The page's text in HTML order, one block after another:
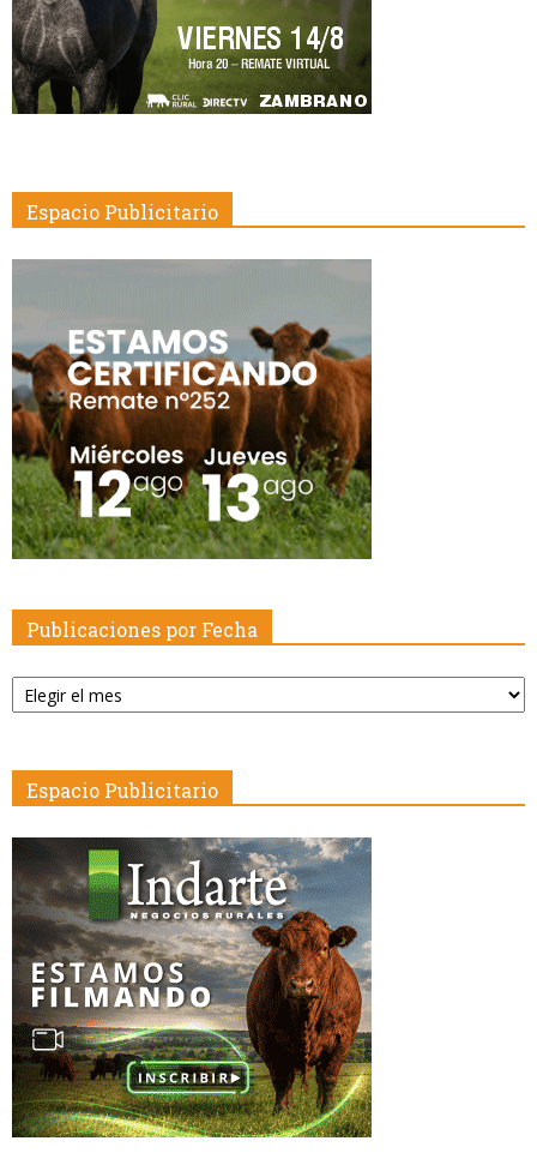
Espacio Publicitario
Publicaciones por Fecha
Publicaciones
por
Espacio Publicitario